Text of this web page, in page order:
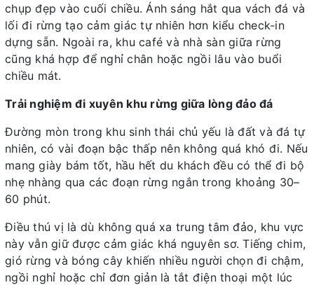
chụp đẹp vào cuối chiều. Ánh sáng hắt qua vách đá và
lối đi rừng tạo cảm giác tự nhiên hơn kiểu check-in
dựng sẵn. Ngoài ra, khu café và nhà sàn giữa rừng
cũng khá hợp để nghỉ chân hoặc ngồi lâu vào buổi
chiều mát.
Trải nghiệm đi xuyên khu rừng giữa lòng đảo đá
Đường mòn trong khu sinh thái chủ yếu là đất và đá tự
nhiên, có vài đoạn bậc thấp nên không quá khó đi. Nếu
mang giày bám tốt, hầu hết du khách đều có thể đi bộ
nhẹ nhàng qua các đoạn rừng ngắn trong khoảng 30–
60 phút.
Điều thú vị là dù không quá xa trung tâm đảo, khu vực
này vẫn giữ được cảm giác khá nguyên sơ. Tiếng chim,
gió rừng và bóng cây khiến nhiều người chọn đi chậm,
ngồi nghỉ hoặc chỉ đơn giản là tắt điện thoại một lúc